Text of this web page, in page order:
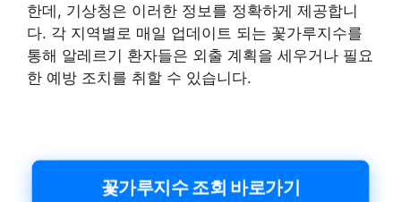
한데, 기상청은 이러한 정보를 정확하게 제공합니
다. 각 지역별로 매일 업데이트 되는 꽃가루지수를
통해 알레르기 환자들은 외출 계획을 세우거나 필요
한 예방 조치를 취할 수 있습니다.
꽃가루지수 조회 바로가기